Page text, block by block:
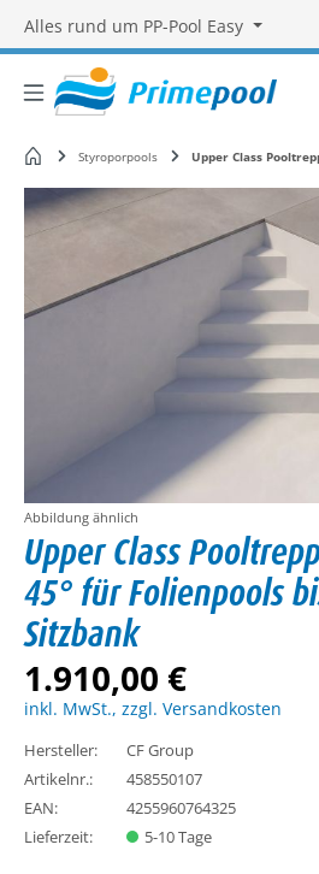
Alles rund um PP-Pool Easy
StartseiteStyroporpools Upper Class
Bildergalerie überspringen
Abbildung ähnlich
Upper Class
45° für Folienpools
Sitzbank
1.910,00 €
inkl. MwSt., zzgl. Versandkosten
Hersteller:
CF Group
Artikelnr.:
458550107
EAN:
4255960764325
Lieferzeit:
5-10 Tage